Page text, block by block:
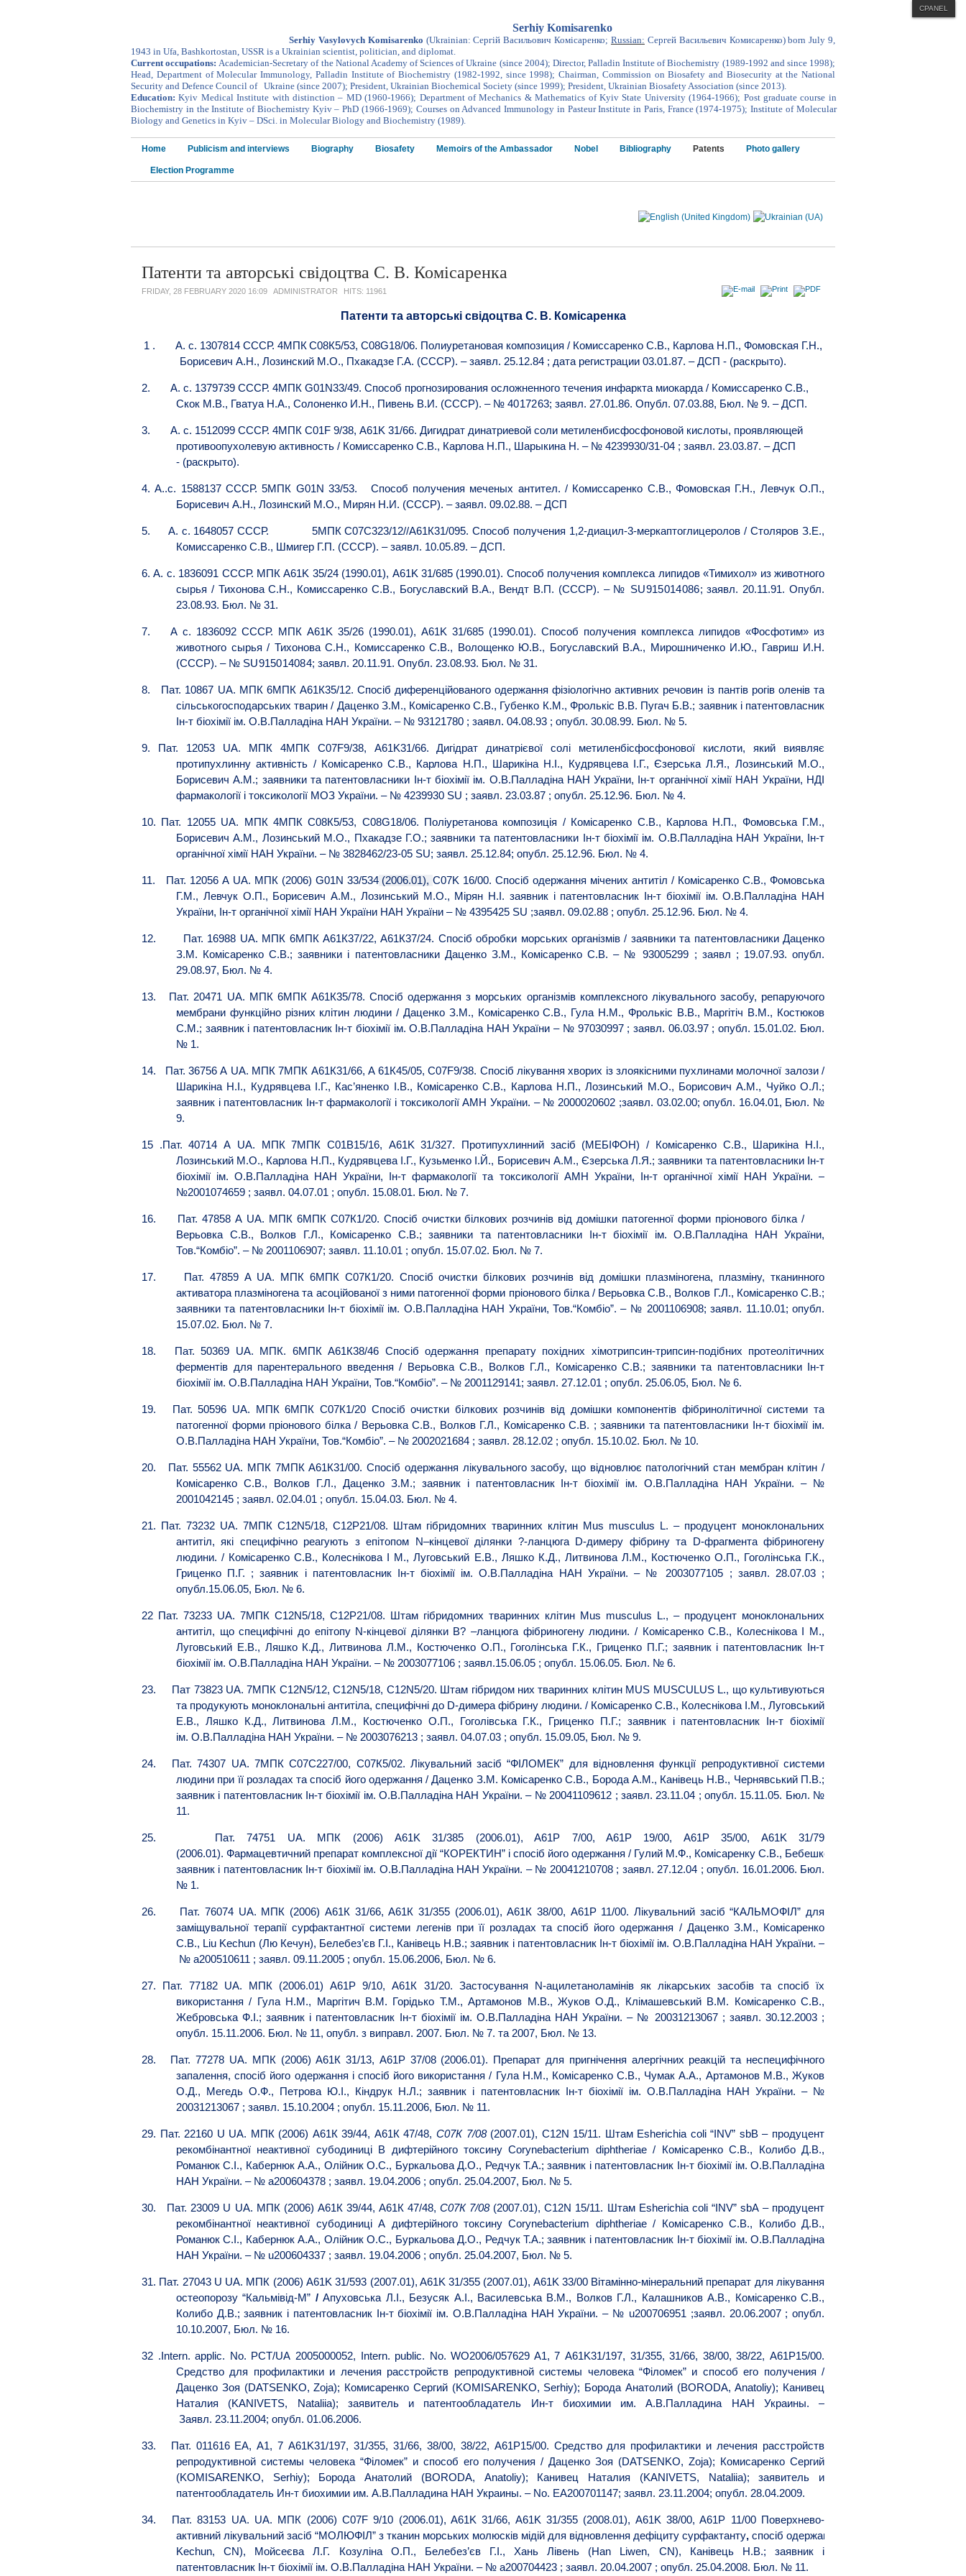
Serhiy Komisarenko
Serhiy Vasylovych Komisarenko (Ukrainian: Сергій Васильович Комісаренко; Russian: Сергей Васильевич Комисаренко)born July 9,
1943 in Ufa, Bashkortostan, USSR is a Ukrainian scientist, politician, and diplomat.
Current occupations:Academician-Secretary of the National Academy of Sciences of Ukraine (since 2004); Director, Palladin Institute of Biochemistry (1989-1992 and since 1998);
Head, Department of Molecular Immunology, Palladin Institute of Biochemistry (1982-1992, since 1998); Chairman, Commission on Biosafety and Biosecurity at the National
Security and Defence Council of Ukraine (since 2007); President, Ukrainian Biochemical Society (since 1999); President, Ukrainian Biosafety Association (since 2013).
Education:Kyiv Medical Institute with distinction – MD (1960-1966); Department of Mechanics & Mathematics of Kyiv State University (1964-1966); Post graduate course in
Biochemistry in the Institute of Biochemistry Kyiv – PhD (1966-1969); Courses on Advanced Immunology in Pasteur Institute in Paris, France (1974-1975); Institute of Molecular
Biology and Genetics in Kyiv – DSci. in Molecular Biology and Biochemistry (1989).
Home Publicism and interviews Biography Biosafety Memoirs of the Ambassador Nobel Bibliography Patents Photo gallery
Election Programme
Dropline Menu
CPANEL
Патенти та авторські свідоцтва С. В. Комісаренка
FRIDAY, 28 FEBRUARY 2020 16:09 ADMINISTRATOR HITS: 11961
Патенти та авторські свідоцтва С. В. Комісаренка
1 . А. с. 1307814 СССР. 4МПК С08К5/53, С08G18/06. Полиуретановая композиция / Комиссаренко С.В., Карлова Н.П., Фомовская Г.Н.,
Борисевич А.Н., Лозинский М.О., Пхакадзе Г.А. (СССР). – заявл. 25.12.84 ; дата регистрации 03.01.87. – ДСП - (раскрыто).
2.
А. с. 1379739 СССР. 4МПК G01N33/49. Способ прогнозирования осложненного течения инфаркта миокарда / Комиссаренко С.В.,
Скок М.В., Гватуа Н.А., Солоненко И.Н., Пивень В.И. (СССР). – № 4017263; заявл. 27.01.86. Опубл. 07.03.88, Бюл. № 9. – ДСП.
3. А. с. 1512099 СССР. 4МПК C01F 9/38, A61K 31/66. Дигидрат динатриевой соли метиленбисфосфоновой кислоты, проявляющей
противоопухолевую активность / Комиссаренко С.В., Карлова Н.П., Шарыкина Н. – № 4239930/31-04 ; заявл. 23.03.87. – ДСП
- (раскрыто).
4. А..с. 1588137 СССР. 5МПК G01N 33/53. Способ получения меченых антител. / Комиссаренко С.В., Фомовская Г.Н., Левчук О.П.,
Борисевич А.Н., Лозинский М.О., Мирян Н.И. (СССР). – заявл. 09.02.88. – ДСП
5.
А. с. 1648057 СССР. 5МПК С07С323/12//А61К31/095. Способ получения 1,2-диацил-3-меркаптоглицеролов / Столяров З.Е.,
Комиссаренко С.В., Шмигер Г.П. (СССР). – заявл. 10.05.89. – ДСП.
6. А. с. 1836091 СССР. МПК A61K 35/24 (1990.01), A61K 31/685 (1990.01). Способ получения комплекса липидов «Тимихол» из животного
сырья / Тихонова С.Н., Комиссаренко С.В., Богуславский В.А., Вендт В.П. (СССР). – № SU915014086; заявл. 20.11.91. Опубл.
23.08.93. Бюл. № 31.
7. А с. 1836092 СССР. МПК A61K 35/26 (1990.01), A61K 31/685 (1990.01). Способ получения комплекса липидов «Фосфотим» из
животного сырья / Тихонова С.Н., Комиссаренко С.В., Волощенко Ю.В., Богуславский В.А., Мирошниченко И.Ю., Гавриш И.Н.
(СССР). – № SU915014084; заявл. 20.11.91. Опубл. 23.08.93. Бюл. № 31.
8.
Пат. 10867 UA. МПК 6МПК А61К35/12. Спосіб диференційованого одержання фізіологічно активних речовин із пантів рогів оленів та
сільськогосподарських тварин / Даценко З.М., Комісаренко С.В., Губенко К.М., Фролькіс В.В. Пугач Б.В.; заявник і патентовласник
Ін-т біохімії ім. О.В.Палладіна НАН України. – № 93121780 ; заявл. 04.08.93 ; опубл. 30.08.99. Бюл. № 5.
9.
Пат. 12053 UA. МПК 4МПК С07F9/38, A61K31/66. Дигідрат динатрієвої солі метиленбісфосфонової кислоти, який виявляє
протипухлинну активність / Комісаренко С.В., Карлова Н.П., Шарикіна Н.І., Кудрявцева І.Г., Єзерська Л.Я., Лозинський М.О.,
Борисевич А.М.; заявники та патентовласники Ін-т біохімії ім. О.В.Палладіна НАН України, Ін-т органічної хімії НАН України, НДІ
фармакології і токсикології МОЗ України. – № 4239930 SU ; заявл. 23.03.87 ; опубл. 25.12.96. Бюл. № 4.
10.
Пат. 12055 UA. МПК 4МПК С08К5/53, С08G18/06. Поліуретанова композиція / Комісаренко С.В., Карлова Н.П., Фомовська Г.М.,
Борисевич А.М., Лозинський М.О., Пхакадзе Г.О.; заявники та патентовласники Ін-т біохімії ім. О.В.Палладіна НАН України, Ін-т
органічної хімії НАН України. – № 3828462/23-05 SU; заявл. 25.12.84; опубл. 25.12.96. Бюл. № 4.
11. Пат. 12056 А UA. МПК (2006) G01N 33/534(2006.01),C07K 16/00. Спосіб одержання мічених антитіл / Комісаренко С.В., Фомовська
Г.М., Левчук О.П., Борисевич А.М., Лозинський М.О., Мірян Н.І. заявник і патентовласник Ін-т біохімії ім. О.В.Палладіна НАН
України, Ін-т органічної хімії НАН України НАН України – № 4395425 SU ;заявл. 09.02.88 ; опубл. 25.12.96. Бюл. № 4.
12.
Пат. 16988 UA. МПК 6МПК А61К37/22, А61К37/24. Спосіб обробки морських організмів / заявники та патентовласники Даценко
З.М. Комісаренко С.В.; заявники і патентовласники Даценко З.М., Комісаренко С.В. – № 93005299 ; заявл ; 19.07.93. опубл.
29.08.97, Бюл. № 4.
13.
Пат. 20471 UA. МПК 6МПК А61К35/78. Спосіб одержання з морських організмів комплексного лікувального засобу, репаруючого
мембрани функційно різних клітин людини / Даценко З.М., Комісаренко С.В., Гула Н.М., Фролькіс В.В., Маргітіч В.М., Костюков
С.М.; заявник і патентовласник Ін-т біохімії ім. О.В.Палладіна НАН України – № 97030997 ; заявл. 06.03.97 ; опубл. 15.01.02. Бюл.
№ 1.
14.
Пат. 36756 А UA. МПК 7МПК А61К31/66, А 61К45/05, С07F9/38. Спосіб лікування хворих із злоякісними пухлинами молочної залози /
Шарикіна Н.І., Кудрявцева І.Г., Кас’яненко І.В., Комісаренко С.В., Карлова Н.П., Лозинський М.О., Борисович А.М., Чуйко О.Л.;
заявник і патентовласник Ін-т фармакології і токсикології АМН України. – № 2000020602 ;заявл. 03.02.00; опубл. 16.04.01, Бюл. №
9.
15
.Пат. 40714 А UA. МПК 7МПК C01B15/16, A61K 31/327. Протипухлинний засіб (МЕБІФОН) / Комісаренко С.В., Шарикіна Н.І.,
Лозинський М.О., Карлова Н.П., Кудрявцева І.Г., Кузьменко І.Й., Борисевич А.М., Єзерська Л.Я.; заявники та патентовласники Ін-т
біохімії ім. О.В.Палладіна НАН України, Ін-т фармакології та токсикології АМН України, Ін-т органічної хімії НАН України. –
№2001074659 ; заявл. 04.07.01 ; опубл. 15.08.01. Бюл. № 7.
16.
Пат. 47858 А UA. МПК 6МПК С07К1/20. Спосіб очистки білкових розчинів від домішки патогенної форми пріонового білка /
Верьовка С.В., Волков Г.Л., Комісаренко С.В.; заявники та патентовласники Ін-т біохімії ім. О.В.Палладіна НАН України,
Тов.“Комбіо”. – № 2001106907; заявл. 11.10.01 ; опубл. 15.07.02. Бюл. № 7.
17.
Пат. 47859 А UA. МПК 6МПК С07К1/20. Спосіб очистки білкових розчинів від домішки плазміногена, плазміну, тканинного
активатора плазміногена та асоційованої з ними патогенної форми пріонового білка / Верьовка С.В., Волков Г.Л., Комісаренко С.В.;
заявники та патентовласники Ін-т біохімії ім. О.В.Палладіна НАН України, Тов.“Комбіо”. – № 2001106908; заявл. 11.10.01; опубл.
15.07.02. Бюл. № 7.
18.
Пат. 50369 UA. МПК. 6МПК А61К38/46 Спосіб одержання препарату похідних хімотрипсин-трипсин-подібних протеолітичних
ферментів для парентерального введення / Верьовка С.В., Волков Г.Л., Комісаренко С.В.; заявники та патентовласники Ін-т
біохімії ім. О.В.Палладіна НАН України, Тов.“Комбіо”. – № 2001129141; заявл. 27.12.01 ; опубл. 25.06.05, Бюл. № 6.
19.
Пат. 50596 UA. МПК 6МПК С07К1/20 Спосіб очистки білкових розчинів від домішки компонентів фібринолітичної системи та
патогенної форми пріонового білка / Верьовка С.В., Волков Г.Л., Комісаренко С.В. ; заявники та патентовласники Ін-т біохімії ім.
О.В.Палладіна НАН України, Тов.“Комбіо”. – № 2002021684 ; заявл. 28.12.02 ; опубл. 15.10.02. Бюл. № 10.
20.
Пат. 55562 UA. МПК 7МПК А61К31/00. Спосіб одержання лікувального засобу, що відновлює патологічний стан мембран клітин /
Комісаренко С.В., Волков Г.Л., Даценко З.М.; заявник і патентовласник Ін-т біохімії ім. О.В.Палладіна НАН України. – №
2001042145 ; заявл. 02.04.01 ; опубл. 15.04.03. Бюл. № 4.
21.
Пат. 73232 UA. 7МПК С12N5/18, С12Р21/08. Штам гібридомних тваринних клітин Mus musculus L. – продуцент моноклональних
антитіл, які специфічно реагують з епітопом N–кінцевої ділянки ?-ланцюга D-димеру фібрину та D-фрагмента фібриногену
людини. / Комісаренко С.В., Колеснікова І М., Луговський Е.В., Ляшко К.Д., Литвинова Л.М., Костюченко О.П., Гоголінська Г.К.,
Гриценко П.Г. ; заявник і патентовласник Ін-т біохімії ім. О.В.Палладіна НАН України. – № 2003077105 ; заявл. 28.07.03 ;
опубл.15.06.05, Бюл. № 6.
22 Пат. 73233 UA. 7МПК C12N5/18, С12P21/08. Штам гібридомних тваринних клітин Mus musculus L., – продуцент моноклональних
антитіл, що специфічні до епітопу N-кінцевої ділянки B? –ланцюга фібриногену людини. / Комісаренко С.В., Колеснікова І М.,
Луговський Е.В., Ляшко К.Д., Литвинова Л.М., Костюченко О.П., Гоголінська Г.К., Гриценко П.Г.; заявник і патентовласник Ін-т
біохімії ім. О.В.Палладіна НАН України. – № 2003077106 ; заявл.15.06.05 ; опубл. 15.06.05. Бюл. № 6.
23.
Пат 73823 UA. 7МПК С12N5/12, С12N5/18, С12N5/20. Штам гібридом них тваринних клітин MUS MUSCULUS L., що культивуються
та продукують моноклональні антитіла, специфічні до D-димера фібрину людини. / Комісаренко С.В., Колеснікова І.М., Луговський
Е.В., Ляшко К.Д., Литвинова Л.М., Костюченко О.П., Гоголівська Г.К., Гриценко П.Г.; заявник і патентовласник Ін-т біохімії
ім. О.В.Палладіна НАН України. – № 2003076213 ; заявл. 04.07.03 ; опубл. 15.09.05, Бюл. № 9.
24.
Пат. 74307 UA. 7МПК С07С227/00, С07К5/02. Лікувальний засіб “ФІЛОМЕК” для відновлення функції репродуктивної системи
людини при її розладах та спосіб його одержання / Даценко З.М. Комісаренко С.В., Борода А.М., Канівець Н.В., Чернявський П.В.;
заявник і патентовласник Ін-т біохімії ім. О.В.Палладіна НАН України. – № 20041109612 ; заявл. 23.11.04 ; опубл. 15.11.05. Бюл. №
11.
25. Пат. 74751 UA. МПК (2006) A61K 31/385 (2006.01), A61P 7/00, A61P 19/00, A61P 35/00, A61K 31/79
(2006.01). Фармацевтичний препарат комплексної дії “КОРЕКТИН” і спосіб його одержання / Гулий М .Ф., Комісаренку С.В., Бебешко
заявник і патентовласник Ін-т біохімії ім. О.В.Палладіна НАН України. – № 20041210708 ; заявл. 27.12.04 ; опубл. 16.01.2006. Бюл.
№ 1.
26. Пат. 76074 UA. МПК (2006) А61К 31/66, А61К 31/355 (2006.01), А61К 38/00, А61P 11/00. Лікувальний засіб “КАЛЬМОФІЛ” для
заміщувальної терапії сурфактантної системи легенів при її розладах та спосіб його одержання / Даценко З.М., Комісаренко
С.В., Liu Kechun (Лю Кечун), Белебез’єв Г.І., Канівець Н.В.; заявник і патентовласник Ін-т біохімії ім. О.В.Палладіна НАН України. –
№ а200510611 ; заявл. 09.11.2005 ; опубл. 15.06.2006, Бюл. № 6.
27.
Пат. 77182 UA. МПК (2006.01) А61Р 9/10, А61К 31/20. Застосування N-ацилетаноламінів як лікарських засобів та спосіб їх
використання / Гула Н.М., Маргітич В.М. Горідько Т.М., Артамонов М.В., Жуков О.Д., Клімашевський В.М. Комісаренко С.В.,
Жебровська Ф.І.; заявник і патентовласник Ін-т біохімії ім. О.В.Палладіна НАН України. – № 20031213067 ; заявл. 30.12.2003 ;
опубл. 15.11.2006. Бюл. № 11, опубл. з виправл. 2007. Бюл. № 7. та 2007, Бюл. № 13.
28.
Пат. 77278 UA. МПК (2006) А61К 31/13, А61Р 37/08 (2006.01). Препарат для пригнічення алергічних реакцій та неспецифічного
запалення, спосіб його одержання і спосіб його використання / Гула Н.М., Комісаренко С.В., Чумак А.А., Артамонов М.В., Жуков
О.Д., Мегедь О.Ф., Петрова Ю.І., Кіндрук Н.Л.; заявник і патентовласник Ін-т біохімії ім. О.В.Палладіна НАН України. – №
20031213067 ; заявл. 15.10.2004 ; опубл. 15.11.2006, Бюл. № 11.
29. Пат. 22160 U UA. МПК (2006) А61К 39/44, А61К 47/48,С07К 7/08(2007.01), С12N 15/11. Штам Esherichia coli “INV” sbB – продуцент
рекомбінантної неактивної субодиниці В дифтерійного токсину Corynebacterium diphtheriae / Комісаренко С.В., Колибо Д.В.,
Романюк С.І., Кабернюк А.А., Олійник О.С., Буркальова Д.О., Редчук Т.А.; заявник і патентовласник Ін-т біохімії ім. О.В.Палладіна
НАН України. – № а200604378 ; заявл. 19.04.2006 ; опубл. 25.04.2007, Бюл. № 5.
30. Пат. 23009 U UA. МПК (2006) А61К 39/44, А61К 47/48,С07К 7/08(2007.01), С12N 15/11. Штам Esherichia coli “INV” sbА – продуцент
рекомбінантної неактивної субодиниці А дифтерійного токсину Corynebacterium diphtheriae / Комісаренко С.В., Колибо Д.В.,
Романюк С.І., Кабернюк А.А., Олійник О.С., Буркальова Д.О., Редчук Т.А.; заявник і патентовласник Ін-т біохімії ім. О.В.Палладіна
НАН України. – № u200604337 ; заявл. 19.04.2006 ; опубл. 25.04.2007, Бюл. № 5.
31. Пат. 27043 U UA. МПК (2006) A61K 31/593 (2007.01), A61K 31/355 (2007.01), A61K 33/00 Вітамінно-мінеральний препарат для лікування
остеопорозу “Кальмівід-М” /Апуховська Л.І., Безусяк А.І., Василевська В.М., Волков Г.Л., Калашников А.В., Комісаренко С.В.,
Колибо Д.В.; заявник і патентовласник Ін-т біохімії ім. О.В.Палладіна НАН України. – № u200706951 ;заявл. 20.06.2007 ; опубл.
10.10.2007, Бюл. № 16.
32 .Intern. applic.
No. PCT/UA 2005000052, Intern. public. No. WO2006/057629 A1, 7 A61K31/197, 31/355, 31/66, 38/00, 38/22, A61P15/00.
Средство для профилактики и лечения расстройств репродуктивной системы человека“Філомек” и способ его получения /
Даценко Зоя (DATSENKO, Zoja); Комисаренко Сергий(KOMISARENKO, Serhiy); Борода Анатолий(BORODA, Anatoliy); Канивец
Наталия (KANIVETS, Nataliia); заявитель и патентообладатель Ин-т биохимии им.А.В.Палладина НАН Украины. –
Заявл. 23.11.2004; опубл. 01.06.2006.
33. Пат. 011616 ЕА, A1, 7 A61K31/197, 31/355, 31/66, 38/00, 38/22, A61P15/00. Средство для профилактики и лечения расстройств
репродуктивной системы человека “Філомек” и способ его получения / Даценко Зоя (DATSENKO, Zoja); Комисаренко Сергий
(KOMISARENKO, Serhiy); Борода Анатолий (BORODA, Anatoliy); Канивец Наталия (KANIVETS, Nataliia); заявитель и
патентообладатель Ин-т биохимии им. А.В.Палладина НАН Украины. – No. EA200701147; заявл. 23.11.2004; опубл. 28.04.2009.
34.
Пат. 83153 UA. UA. МПК (2006) С07F 9/10 (2006.01), A61K 31/66, A61K 31/355 (2008.01), A61K 38/00, A61P 11/00 Поверхнево-
активний лікувальний засіб “МОЛЮФІЛ” з тканин морських молюсків мідій для відновлення дефіциту сурфактанту, спосіб одержання та спосіб
Kechun, CN), Мойсеєва Л.Г. Козуліна О.П., Белебез’єв Г.І., Хань Лівень (Han Liwen, CN), Канівець Н.В.; заявник і
патентовласник Ін-т біохімії ім. О.В.Палладіна НАН України. – № а200704423 ; заявл. 20.04.2007 ; опубл. 25.04.2008. Бюл. № 11.